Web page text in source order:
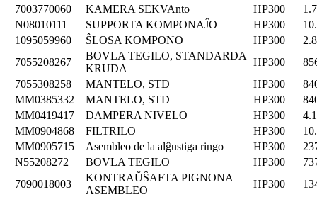
7003770060
KAMERA SEKVAnto HP300
N08010111
SUPPORTA KOMPONAĴO HP300
1095059960
ŜLOSA KOMPONO HP300
7055208267
BOVLA TEGILO, STANDARDA
KRUDA
HP300
7055308258
MANTELO, STD HP300
MM0385332
MANTELO, STD HP300
MM0419417
DAMPERA NIVELO HP300
MM0904868
FILTRILO HP300
MM0905715
Asembleo de la alĝustiga ringo HP300
N55208272
BOVLA TEGILO HP300
7090018003
KONTRAŬŜAFTA PIGNONA
ASEMBLEO
HP300